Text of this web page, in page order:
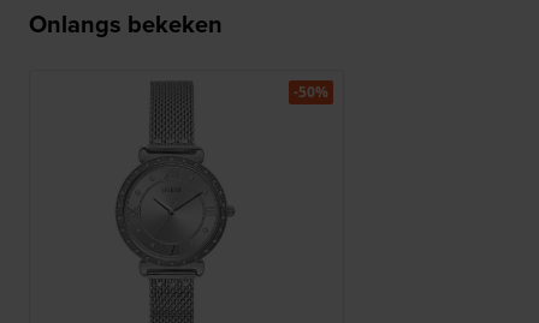
Onlangs bekeken
-50%